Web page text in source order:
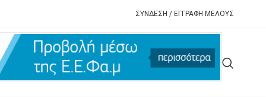
ΣΥΝΔΕΣΗ / ΕΓΓΡΑΦΗ ΜΕΛΟΥΣ